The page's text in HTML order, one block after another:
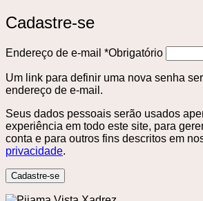
Cadastre-se
Endereço de e-mail *Obrigatório
Um link para definir uma nova senha
endereço de e-mail.
Seus dados pessoais serão usados
experiência em todo este site, para
conta e para outros fins descritos em
privacidade.
Cadastre-se